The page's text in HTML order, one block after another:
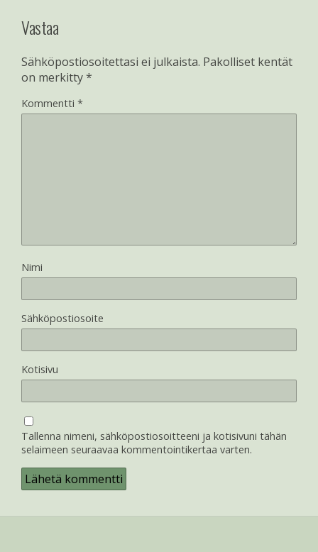
Vastaa
Sähköpostiosoitettasi ei julkaista. Pakolliset kentät
on merkitty*
Kommentti *
Nimi
Sähköpostiosoite
Kotisivu
Tallenna nimeni, sähköpostiosoitteeni ja kotisivuni tähän
selaimeen seuraavaa kommentointikertaa varten.